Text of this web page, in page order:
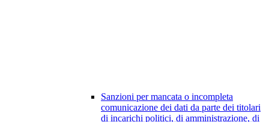
Sanzioni per mancata o incompleta
comunicazione dei dati da parte dei titolari
di incarichi politici, di amministrazione, di